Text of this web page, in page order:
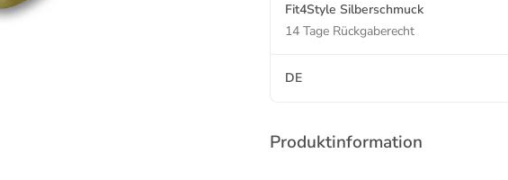
Fit4Style Silberschmuck
14 Tage Rückgaberecht
DE
Produktinformation